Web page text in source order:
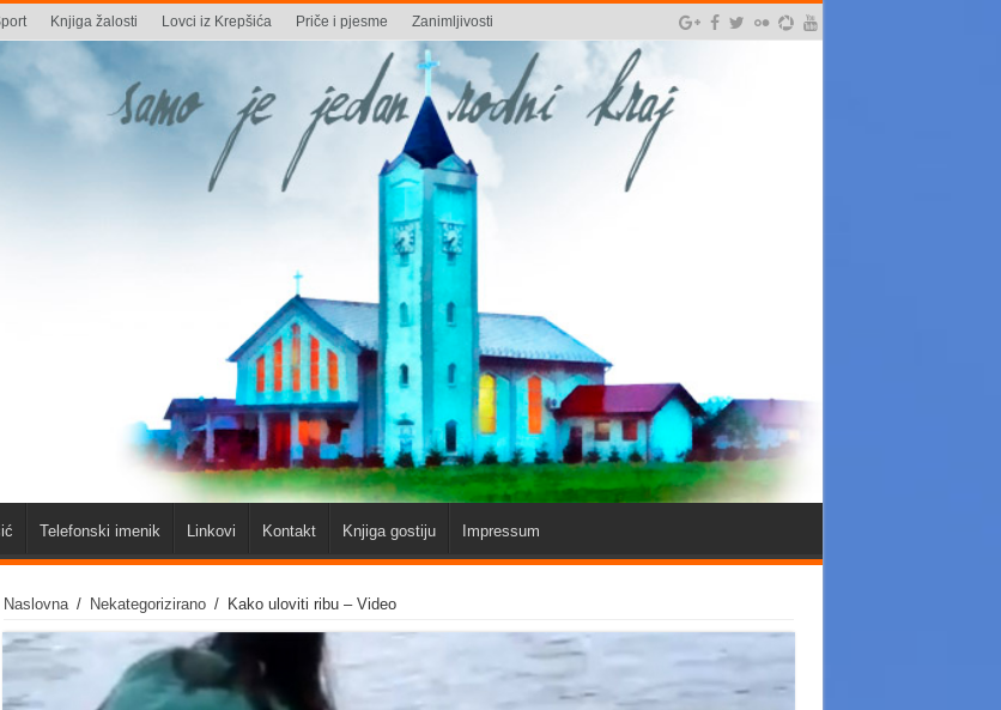
Knjiga žalosti Lovci iz Krepšića Priče i pjesme Zanimljivosti
Telefonski imenik Linkovi Kontakt Knjiga gostiju Impressum
Naslovna / Nekategorizirano / Kako uloviti ribu – Video